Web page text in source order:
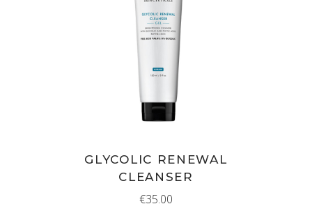
IN WINKELMAND
GLYCOLIC RENEWAL
CLEANSER
€35.00